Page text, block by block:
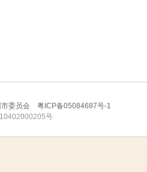
市委员会 粤ICP备05084687号-1
号